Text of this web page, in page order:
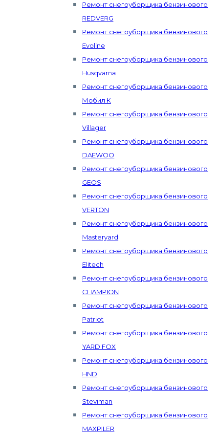
Ремонт снегоуборщика бензинового
REDVERG
Ремонт снегоуборщика бензинового
Evoline
Ремонт снегоуборщика бензинового
Husqvarna
Ремонт снегоуборщика бензинового
Мобил К
Ремонт снегоуборщика бензинового
Villager
Ремонт снегоуборщика бензинового
DAEWOO
Ремонт снегоуборщика бензинового
GEOS
Ремонт снегоуборщика бензинового
VERTON
Ремонт снегоуборщика бензинового
Masteryard
Ремонт снегоуборщика бензинового
Elitech
Ремонт снегоуборщика бензинового
CHAMPION
Ремонт снегоуборщика бензинового
Patriot
Ремонт снегоуборщика бензинового
YARD FOX
Ремонт снегоуборщика бензинового
HND
Ремонт снегоуборщика бензинового
Steviman
Ремонт снегоуборщика бензинового
MAXPILER